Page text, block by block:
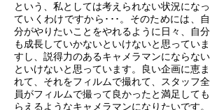
という、私としては考えられない状況になっ
ていくわけですから･･･。そのためには、自
分がやりたいことをやれるように日々、自分
も成長していかないといけないと思っていま
すし、説得力のあるキャメラマンにならない
といけないと思っています。良い企画に恵ま
れて、それをフィルムで撮れて、スタッフ全
員がフィルムで撮って良かったと満足しても
らえるようなキャメラマンになりたいです。